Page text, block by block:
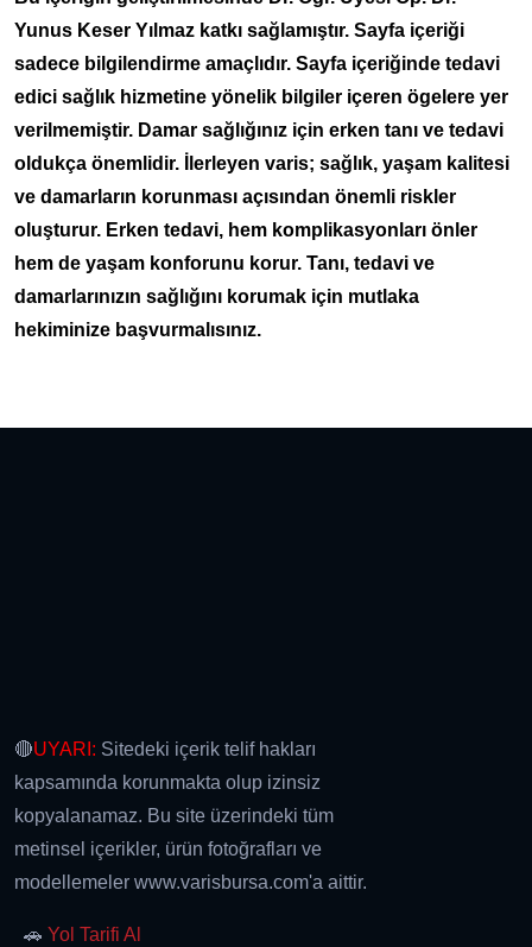
Yunus Keser Yılmaz katkı sağlamıştır. Sayfa içeriği
sadece bilgilendirme amaçlıdır. Sayfa içeriğinde tedavi
edici sağlık hizmetine yönelik bilgiler içeren ögelere yer
verilmemiştir. Damar sağlığınız için erken tanı ve tedavi
oldukça önemlidir. İlerleyen varis; sağlık, yaşam kalitesi
ve damarların korunması açısından önemli riskler
oluşturur. Erken tedavi, hem komplikasyonları önler
hem de yaşam konforunu korur. Tanı, tedavi ve
damarlarınızın sağlığını korumak için mutlaka
hekiminize başvurmalısınız.
🔴UYARI: Sitedeki içerik telif hakları
kapsamında korunmakta olup izinsiz
kopyalanamaz. Bu site üzerindeki tüm
metinsel içerikler, ürün fotoğrafları ve
modellemeler www.varisbursa.com'a aittir.
🚗 Yol Tarifi Al